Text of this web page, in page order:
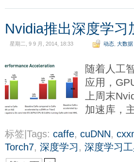
Nvidia推出深度学
星期二, 9 9 月, 2014, 18:33 动态 大数据
随着人工
应用，
上周末
加速库，
标签|Tags: caffe, cuDNN,
Torch7, 深度学习 , 深度学习